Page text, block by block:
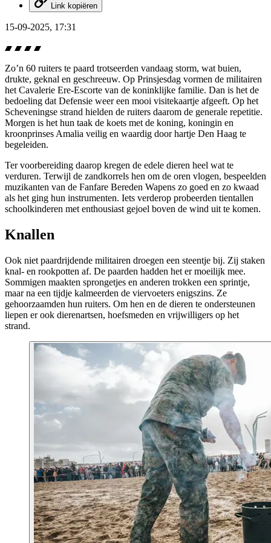
Link kopiëren
15-09-2025, 17:31
Zo’n 60 ruiters te paard trotseerden vandaag storm, wat buien,
drukte, geknal en geschreeuw. Op Prinsjesdag vormen de militairen
het Cavalerie Ere-Escorte van de koninklijke familie. Dan is het de
bedoeling dat Defensie weer een mooi visitekaartje afgeeft. Op het
Scheveningse strand hielden de ruiters daarom de generale repetitie.
Morgen is het hun taak de koets met de koning, koningin en
kroonprinses Amalia veilig en waardig door hartje Den Haag te
begeleiden.
Ter voorbereiding daarop kregen de edele dieren heel wat te
verduren. Terwijl de zandkorrels hen om de oren vlogen, bespeelden
muzikanten van de Fanfare Bereden Wapens zo goed en zo kwaad
als het ging hun instrumenten. Iets verderop probeerden tientallen
schoolkinderen met enthousiast gejoel boven de wind uit te komen.
Knallen
Ook niet paardrijdende militairen droegen een steentje bij. Zij staken
knal- en rookpotten af. De paarden hadden het er moeilijk mee.
Sommigen maakten sprongetjes en anderen trokken een sprintje,
maar na een tijdje kalmeerden de viervoeters enigszins. Ze
gehoorzaamden hun ruiters. Om hen en de dieren te ondersteunen
liepen er ook dierenartsen, hoefsmeden en vrijwilligers op het
strand.